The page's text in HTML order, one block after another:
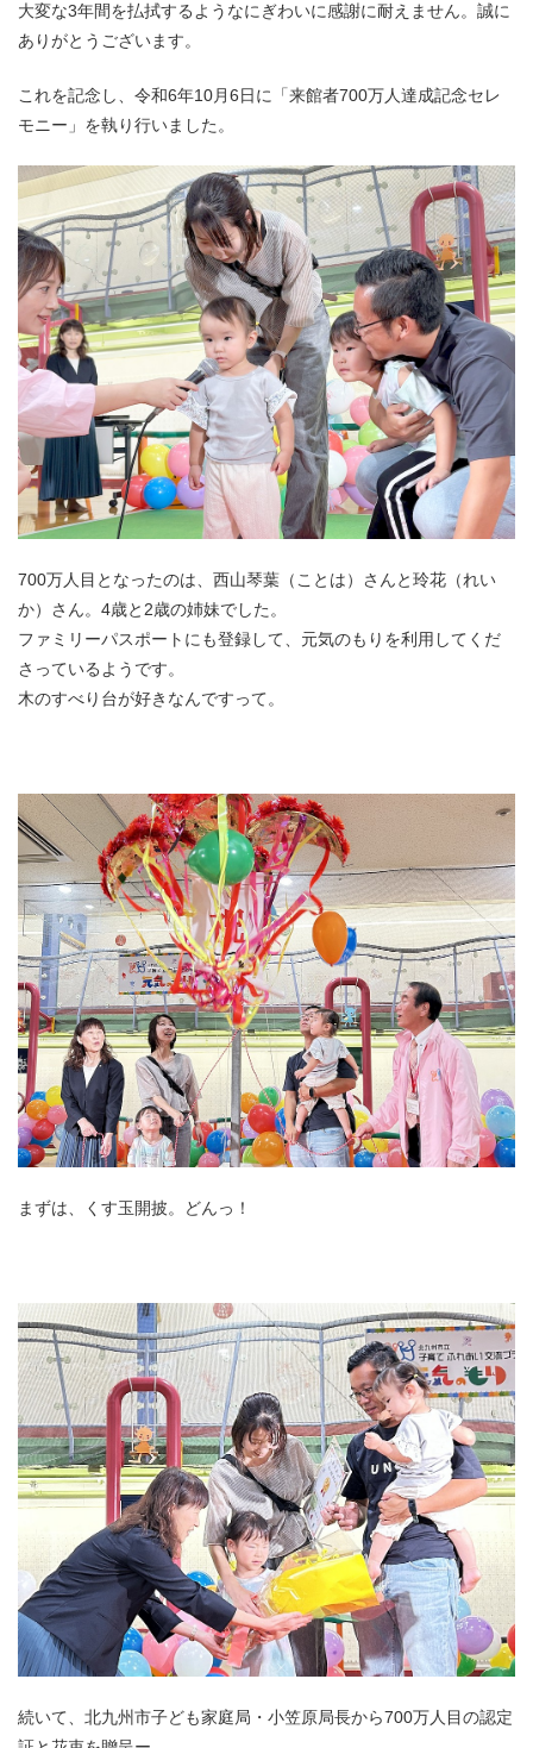
大変な3年間を払拭するようなにぎわいに感謝に耐えません。誠に
ありがとうございます。
これを記念し、令和6年10月6日に「来館者700万人達成記念セレ
モニー」を執り行いました。
700万人目となったのは、西山琴葉（ことは）さんと玲花（れい
か）さん。4歳と2歳の姉妹でした。
ファミリーパスポートにも登録して、元気のもりを利用してくだ
さっているようです。
木のすべり台が好きなんですって。
まずは、くす玉開披。どんっ！
続いて、北九州市子ども家庭局・小笠原局長から700万人目の認定